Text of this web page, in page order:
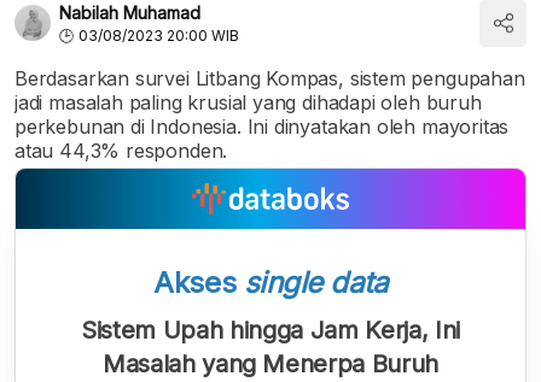
Nabilah Muhamad
03/08/2023 20:00 WIB
Berdasarkan survei Litbang Kompas, sistem pengupahan
jadi masalah paling krusial yang dihadapi oleh buruh
perkebunan di Indonesia. Ini dinyatakan oleh mayoritas
atau 44,3% responden.
Akses single data
Sistem Upah hingga Jam Kerja, Ini
Masalah yang Menerpa Buruh